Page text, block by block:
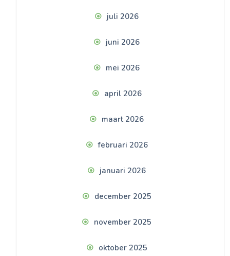
juli 2026
juni 2026
mei 2026
april 2026
maart 2026
februari 2026
januari 2026
december 2025
november 2025
oktober 2025